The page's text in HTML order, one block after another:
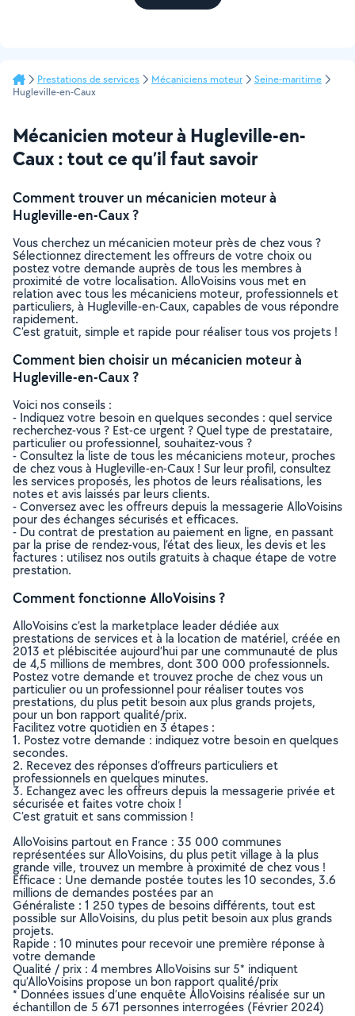
Prestations de services Mécaniciens moteur
Seine-maritime
Hugleville-en-Caux
Mécanicien moteur à Hugleville-en-
Caux : tout ce qu’il faut savoir
Comment trouver un mécanicien moteur à
Hugleville-en-Caux ?
Vous cherchez un mécanicien moteur près de chez vous ?
Sélectionnez directement les offreurs de votre choix ou
postez votre demande auprès de tous les membres à
proximité de votre localisation. AlloVoisins vous met en
relation avec tous les mécaniciens moteur, professionnels et
particuliers, à Hugleville-en-Caux, capables de vous répondre
rapidement.
C’est gratuit, simple et rapide pour réaliser tous vos projets !
Comment bien choisir un mécanicien moteur à
Hugleville-en-Caux ?
Voici nos conseils :
- Indiquez votre besoin en quelques secondes : quel service
recherchez-vous ? Est-ce urgent ? Quel type de prestataire,
particulier ou professionnel, souhaitez-vous ?
- Consultez la liste de tous les mécaniciens moteur, proches
de chez vous à Hugleville-en-Caux ! Sur leur profil, consultez
les services proposés, les photos de leurs réalisations, les
notes et avis laissés par leurs clients.
- Conversez avec les offreurs depuis la messagerie AlloVoisins
pour des échanges sécurisés et efficaces.
- Du contrat de prestation au paiement en ligne, en passant
par la prise de rendez-vous, l’état des lieux, les devis et les
factures : utilisez nos outils gratuits à chaque étape de votre
prestation.
Comment fonctionne AlloVoisins ?
AlloVoisins c’est la marketplace leader dédiée aux
prestations de services et à la location de matériel, créée en
2013 et plébiscitée aujourd’hui par une communauté de plus
de 4,5 millions de membres, dont 300 000 professionnels.
Postez votre demande et trouvez proche de chez vous un
particulier ou un professionnel pour réaliser toutes vos
prestations, du plus petit besoin aux plus grands projets,
pour un bon rapport qualité/prix.
Facilitez votre quotidien en 3 étapes :
1. Postez votre demande : indiquez votre besoin en quelques
secondes.
2. Recevez des réponses d’offreurs particuliers et
professionnels en quelques minutes.
3. Echangez avec les offreurs depuis la messagerie privée et
sécurisée et faites votre choix !
C’est gratuit et sans commission !
AlloVoisins partout en France : 35 000 communes
représentées sur AlloVoisins, du plus petit village à la plus
grande ville, trouvez un membre à proximité de chez vous !
Efficace : Une demande postée toutes les 10 secondes, 3.6
millions de demandes postées par an
Généraliste : 1 250 types de besoins différents, tout est
possible sur AlloVoisins, du plus petit besoin aux plus grands
projets.
Rapide : 10 minutes pour recevoir une première réponse à
votre demande
Qualité / prix : 4 membres AlloVoisins sur 5* indiquent
qu’AlloVoisins propose un bon rapport qualité/prix
* Données issues d’une enquête AlloVoisins réalisée sur un
échantillon de 5 671 personnes interrogées (Février 2024)